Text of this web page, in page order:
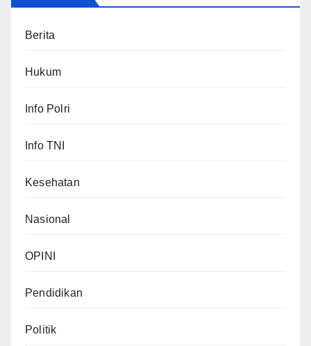
Berita
Hukum
Info Polri
Info TNI
Kesehatan
Nasional
OPINI
Pendidikan
Politik